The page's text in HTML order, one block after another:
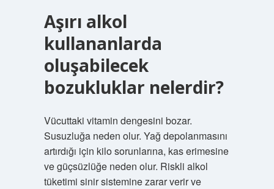
Aşırı alkol
kullananlarda
oluşabilecek
bozukluklar nelerdir?
Vücuttaki vitamin dengesini bozar.
Susuzluğa neden olur. Yağ depolanmasını
artırdığı için kilo sorunlarına, kas erimesine
ve güçsüzlüğe neden olur. Riskli alkol
tüketimi sinir sistemine zarar verir ve